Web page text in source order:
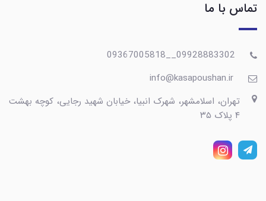
تماس با ما
تهران، اسلامشهر، شهرک انبیا، خیابان شهید رجایی، کوچه بهشت
۴ پلاک ۳۵